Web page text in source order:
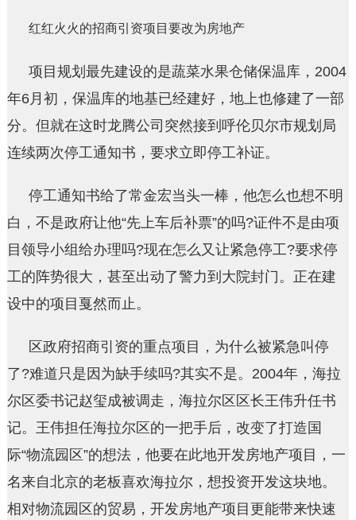
红红火火的招商引资项目要改为房地产
项目规划最先建设的是蔬菜水果仓储保温库，2004
年6月初，保温库的地基已经建好，地上也修建了一部
分。但就在这时龙腾公司突然接到呼伦贝尔市规划局
连续两次停工通知书，要求立即停工补证。
停工通知书给了常金宏当头一棒，他怎么也想不明
白，不是政府让他“先上车后补票”的吗?证件不是由项
目领导小组给办理吗?现在怎么又让紧急停工?要求停
工的阵势很大，甚至出动了警力到大院封门。正在建
设中的项目戛然而止。
区政府招商引资的重点项目，为什么被紧急叫停
了?难道只是因为缺手续吗?其实不是。2004年，海拉
尔区委书记赵玺成被调走，海拉尔区区长王伟升任书
记。王伟担任海拉尔区的一把手后，改变了打造国
际“物流园区”的想法，他要在此地开发房地产项目，一
名来自北京的老板喜欢海拉尔，想投资开发这块地。
相对物流园区的贸易，开发房地产项目更能带来快速